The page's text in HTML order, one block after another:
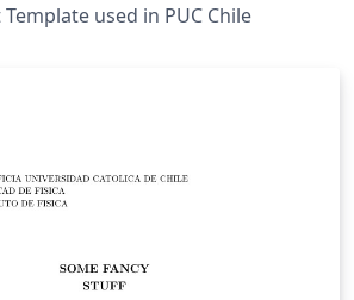
used in PUC Chile